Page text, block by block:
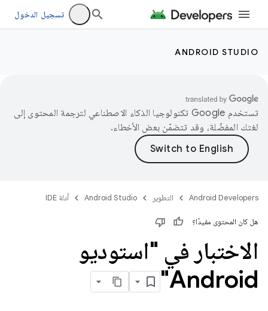
تسجيل الدخول
ANDROID STUDIO
تستخدم Google تكنولوجيا الذكاء الاصطناعي لترجمة المحتوى إلى
لغتك المفضّلة، وقد تتضمّن بعض الأخطاء.
Android Developers التطوير Android Studio أدلة IDE
هل كان المحتوى مفيدًا؟
الاختبار في "استوديو
Android"